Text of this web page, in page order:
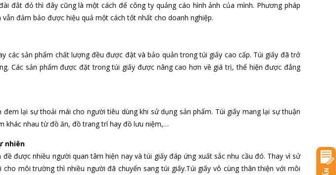
đắt đỏ thì đây cũng là một cách để công ty quảng cáo hình ảnh của mình. Phương pháp
đảm bảo được hiệu quả một cách tốt nhất cho doanh nghiệp.
các sản phẩm chất lượng đều được đặt và bảo quản trong túi giấy cao cấp. Túi giấy đã trở
Các sản phẩm được đặt trong túi giấy được nâng cao hơn về giá trị, thể hiện được đẳng
lại sự thoải mái cho người tiêu dùng khi sử dụng sản phẩm. Túi giấy mang lại sự thuận
khác nhau từ đồ ăn, đồ trang trí hay đồ lưu niệm,…
nhiên
được nhiều người quan tâm hiện nay và túi giấy đáp ứng xuất sắc nhu cầu đó. Thay vì sử
môi trường thì nhiều người đã chuyển sang túi giấy.Túi giấy vô cùng thân thiện với môi